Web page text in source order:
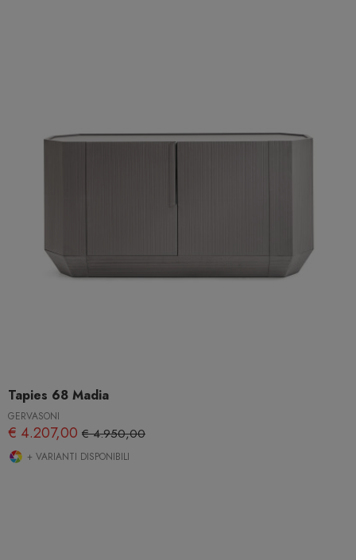
Tapies 68 Madia
GERVASONI
€ 4.207,00 € 4.950,00
+ VARIANTI DISPONIBILI